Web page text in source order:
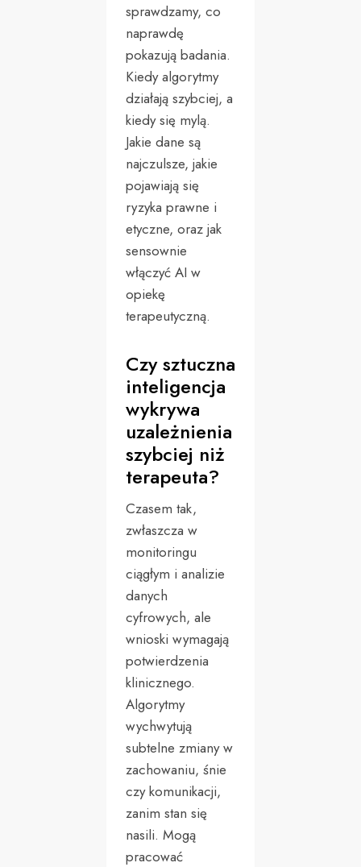
sprawdzamy, co
naprawdę
pokazują badania.
Kiedy algorytmy
działają szybciej, a
kiedy się mylą.
Jakie dane są
najczulsze, jakie
pojawiają się
ryzyka prawne i
etyczne, oraz jak
sensownie
włączyć AI w
opiekę
terapeutyczną.
Czy sztuczna
inteligencja
wykrywa
uzależnienia
szybciej niż
terapeuta?
Czasem tak,
zwłaszcza w
monitoringu
ciągłym i analizie
danych
cyfrowych, ale
wnioski wymagają
potwierdzenia
klinicznego.
Algorytmy
wychwytują
subtelne zmiany w
zachowaniu, śnie
czy komunikacji,
zanim stan się
nasili. Mogą
pracować